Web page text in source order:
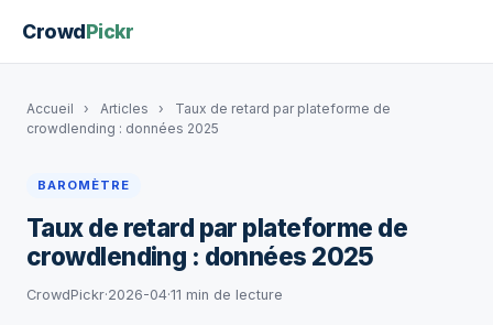
CrowdPickr
Accueil › Articles ›
Taux de retard par plateforme de
crowdlending : données 2025
BAROMÈTRE
Taux de retard par plateforme de
crowdlending : données 2025
CrowdPickr·2026-04·11 min de lecture